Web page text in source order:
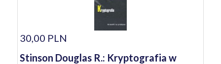
30,00 PLN
Stinson Douglas R.: Kryptografia w